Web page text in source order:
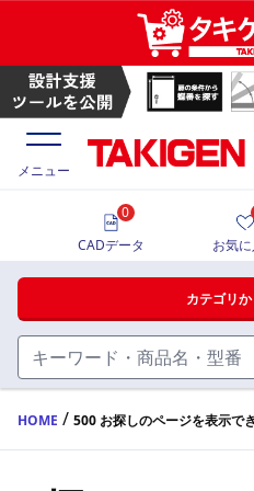
ハンドル・取手・つ
FA・A
蝶番・ステー・周辺
価格一覧
製品カタログ
メニュー
カテゴリ
0
CADデータ
お気に
HOME / 500 お探しのページを表示で